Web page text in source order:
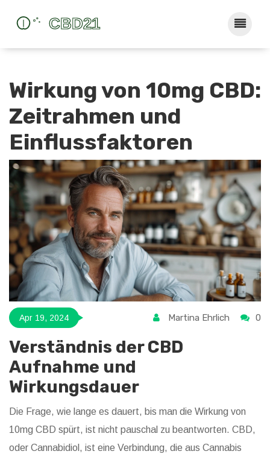
Wirkung von 10mg CBD:
Zeitrahmen und
Einflussfaktoren
Apr 19, 2024 Martina Ehrlich 0
Verständnis der CBD
Aufnahme und
Wirkungsdauer
Die Frage, wie lange es dauert, bis man die Wirkung von
10mg CBD spürt, ist nicht pauschal zu beantworten. CBD,
oder Cannabidiol, ist eine Verbindung, die aus Cannabis